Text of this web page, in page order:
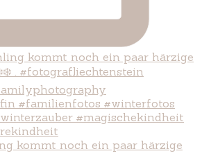
kommt noch ein paar härzige